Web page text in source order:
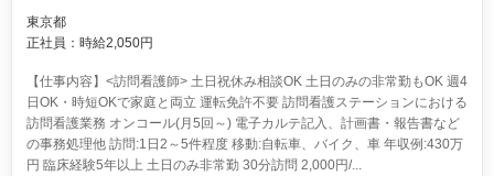
東京都
正社員：時給2,050円
【仕事内容】<訪問看護師> 土日祝休み相談OK 土日のみの非常勤もOK 週4
日OK・時短OKで家庭と両立 運転免許不要 訪問看護ステーションにおける
訪問看護業務 オンコール(月5回～) 電子カルテ記入、計画書・報告書など
の事務処理他 訪問:1日2～5件程度 移動:自転車、バイク、車 年収例:430万
円 臨床経験5年以上 土日のみ非常勤 30分訪問 2,000円/...